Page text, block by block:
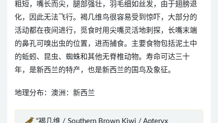
粗短，嘴长而尖，腿部强壮，羽毛细如丝发，由于翅膀退
化，因此无法飞行。褐几维鸟很容易受到惊吓，大部分的
活动都在夜间进行，觅食时用尖嘴灵活地刺探，长嘴末端
的鼻孔可嗅出虫的位置，进而捕食。主要食物包括泥土中
的蚯蚓、昆虫、蜘蛛和其他无脊椎动物。寿命可达三十
年，是新西兰的特产，也是新西兰的国鸟及象征。
地理分布：澳洲：新西兰
“褐几维 / Southern Brown Kiwi / Apteryx